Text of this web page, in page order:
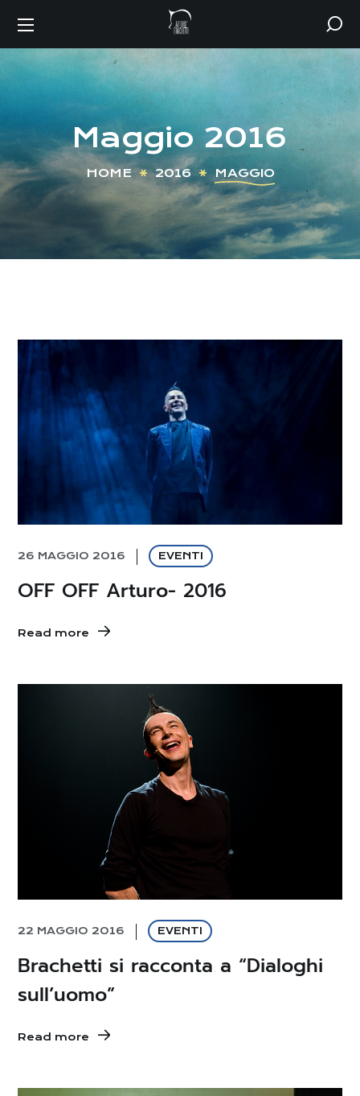
Maggio 2016
HOME 2016 MAGGIO
26 MAGGIO 2016 EVENTI
OFF OFF Arturo- 2016
Read more
22 MAGGIO 2016 EVENTI
Brachetti si racconta a “Dialoghi
sull’uomo”
Read more